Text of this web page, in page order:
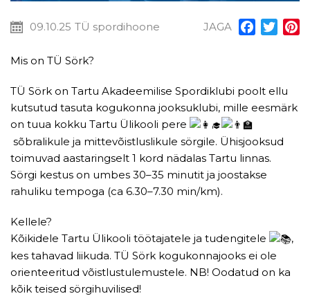
09.10.25 TÜ spordihoone JAGA Facebook
Mis on TÜ Sörk?
TÜ Sörk on Tartu Akadeemilise Spordiklubi poolt ellu
kutsutud tasuta kogukonna jooksuklubi, mille eesmärk
on tuua kokku Tartu Ülikooli pere
sõbralikule ja mittevõistluslikule sörgile. Ühisjooksud
toimuvad aastaringselt 1 kord nädalas Tartu linnas.
Sörgi kestus on umbes 30–35 minutit ja joostakse
rahuliku tempoga (ca 6.30–7.30 min/km).
Kellele?
Kõikidele Tartu Ülikooli töötajatele ja tudengitele
,
kes tahavad liikuda. TÜ Sörk kogukonnajooks ei ole
orienteeritud võistlustulemustele. NB! Oodatud on ka
kõik teised sörgihuvilised!